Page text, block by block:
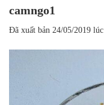
camngo1
Đã xuất bản 24/05/2019 lúc